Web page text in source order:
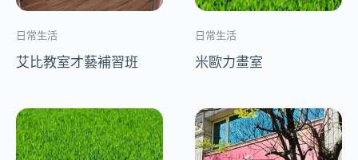
日常生活
艾比教室才藝補習班
日常生活
米歐力畫室